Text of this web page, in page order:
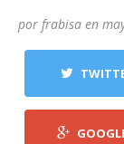
por frabisa en